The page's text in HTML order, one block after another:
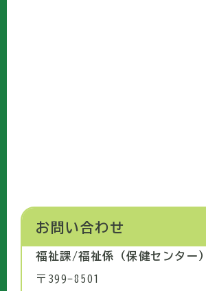
お問い合わせ
福祉課/福祉係（保健センター）
〒399-8501